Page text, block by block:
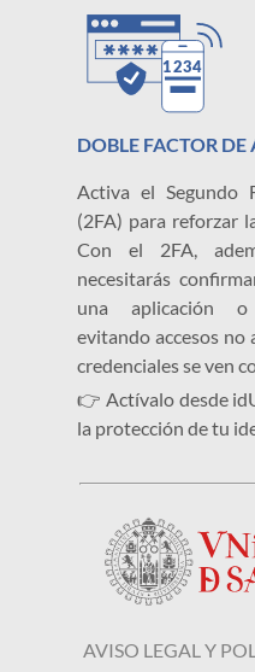
DOBLE FACTOR
Activa el Segundo
(2FA) para reforzar
Con el 2FA,
necesitarás
una aplicación o
evitando accesos
credenciales se ven
👉 Actívalo desde
la protección de tu
AVISO LEGAL Y